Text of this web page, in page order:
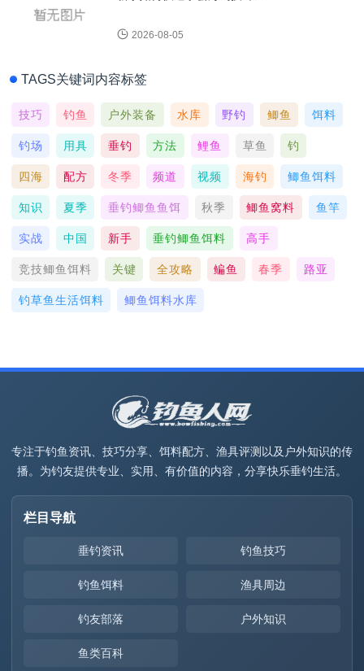
2026-08-05
TAGS关键词内容标签
技巧 钓鱼 户外装备 水库 野钓 鲫鱼 饵料
钓场 用具 垂钓 方法 鲤鱼 草鱼 钓
四海 配方 冬季 频道 视频 海钓 鲫鱼饵料
知识 夏季 垂钓鲫鱼鱼饵 秋季 鲫鱼窝料 鱼竿
实战 中国 新手 垂钓鲫鱼饵料 高手
竞技鲫鱼饵料 关键 全攻略 鳊鱼 春季 路亚
钓草鱼生活饵料 鲫鱼饵料水库
专注于钓鱼资讯、技巧分享、饵料配方、渔具评测以及户外知识的传
播。为钓友提供专业、实用、有价值的内容，分享快乐垂钓生活。
栏目导航
垂钓资讯 钓鱼技巧
钓鱼饵料 渔具周边
钓友部落 户外知识
鱼类百科